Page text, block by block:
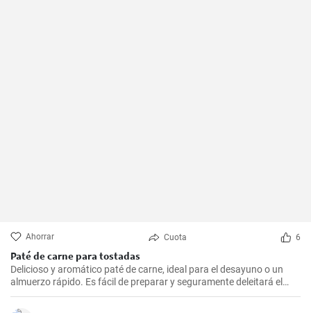
Ahorrar Cuota 6
Paté de carne para tostadas
Delicioso y aromático paté de carne, ideal para el desayuno o un
almuerzo rápido. Es fácil de preparar y seguramente deleitará el
paladar de todos los amantes de la carne.